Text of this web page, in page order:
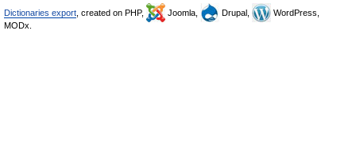
Dictionaries export , created on PHP, Joomla, Drupal,
WordPress,
MODx.